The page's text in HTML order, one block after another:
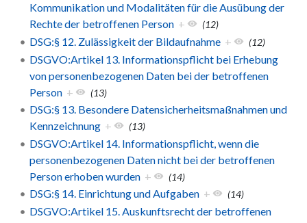
Kommunikation und Modalitäten für die Ausübung der
Rechte der betroffenen Person + (12)
DSG:§ 12. Zulässigkeit der Bildaufnahme + (12)
DSGVO:Artikel 13. Informationspflicht bei Erhebung
von personenbezogenen Daten bei der betroffenen
Person + (13)
DSG:§ 13. Besondere Datensicherheitsmaßnahmen und
Kennzeichnung + (13)
DSGVO:Artikel 14. Informationspflicht, wenn die
personenbezogenen Daten nicht bei der betroffenen
Person erhoben wurden + (14)
DSG:§ 14. Einrichtung und Aufgaben + (14)
DSGVO:Artikel 15. Auskunftsrecht der betroffenen